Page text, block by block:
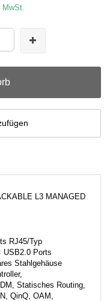
L3 MANAGED
RJ45/Typ
USB2.0 Ports
Stahlgehäuse
Statisches Routing,
QinQ, OAM,